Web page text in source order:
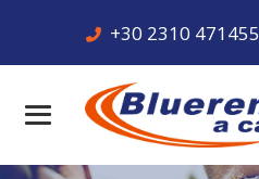
+30 2310 471455